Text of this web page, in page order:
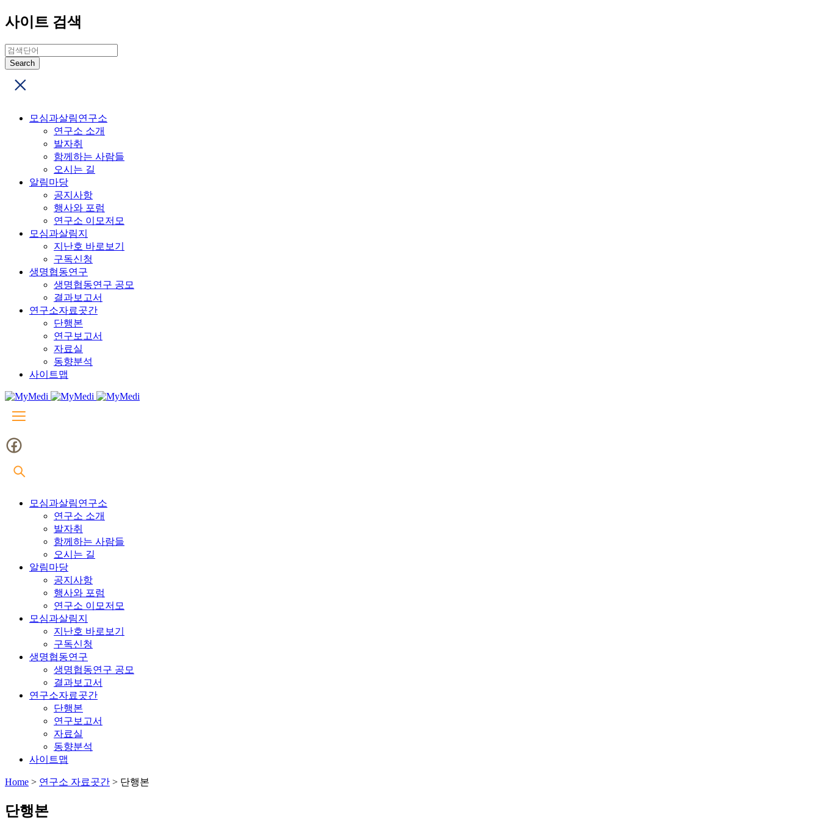
사이트 검색
모심과살림연구소
연구소 소개
발자취
함께하는 사람들
오시는 길
알림마당
공지사항
행사와 포럼
연구소 이모저모
모심과살림지
지난호 바로보기
구독신청
생명협동연구
생명협동연구 공모
결과보고서
연구소자료곳간
단행본
연구보고서
자료실
동향분석
사이트맵
모심과살림연구소
연구소 소개
발자취
함께하는 사람들
오시는 길
알림마당
공지사항
행사와 포럼
연구소 이모저모
모심과살림지
지난호 바로보기
구독신청
생명협동연구
생명협동연구 공모
결과보고서
연구소자료곳간
단행본
연구보고서
자료실
동향분석
사이트맵
Home > 연구소 자료곳간 > 단행본
단행본